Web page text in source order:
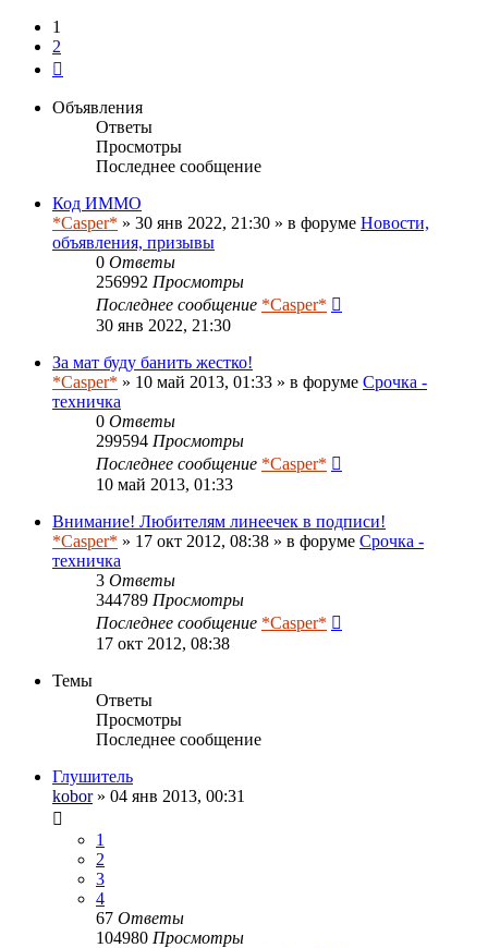
1
2
Объявления
Ответы
Просмотры
Последнее сообщение
Код ИММО
*Casper* » 30 янв 2022, 21:30 » в форуме Новости,
объявления, призывы
0 Ответы
256992 Просмотры
Последнее сообщение *Casper*
30 янв 2022, 21:30
За мат буду банить жестко!
*Casper* » 10 май 2013, 01:33 » в форуме Срочка -
техничка
0 Ответы
299594 Просмотры
Последнее сообщение *Casper*
10 май 2013, 01:33
Внимание! Любителям линеечек в подписи!
*Casper* » 17 окт 2012, 08:38 » в форуме Срочка -
техничка
3 Ответы
344789 Просмотры
Последнее сообщение *Casper*
17 окт 2012, 08:38
Темы
Ответы
Просмотры
Последнее сообщение
Глушитель
kobor» 04 янв 2013, 00:31
1
2
3
4
67 Ответы
104980 Просмотры